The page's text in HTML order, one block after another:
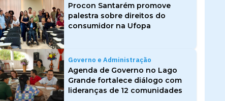
Procon Santarém promove
palestra sobre direitos do
consumidor na Ufopa
Governo e Administração
Agenda de Governo no Lago
Grande fortalece diálogo com
lideranças de 12 comunidades